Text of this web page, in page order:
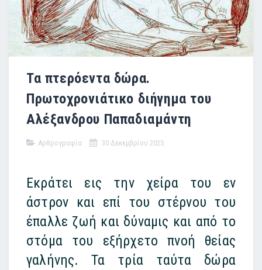
Τα πτερόεντα δώρα.
Πρωτοχρονιάτικο διήγημα του
Αλέξανδρου Παπαδιαμάντη
Αρθρογραφία 30 Δεκεμβρίου 2025
Εκράτει εις την χείρα του εν
άστρον και επί του στέρνου του
έπαλλε ζωή και δύναμις και από το
στόμα του εξήρχετο πνοή θείας
γαλήνης. Τα τρία ταύτα δώρα